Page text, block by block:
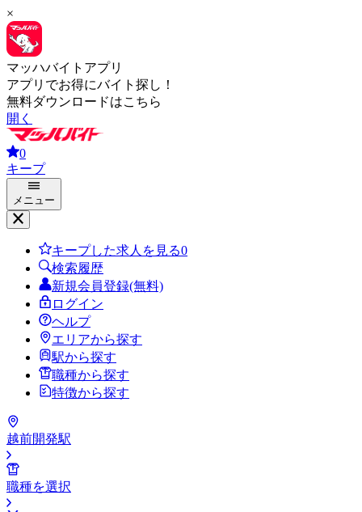
×
マッハバイトアプリ
アプリでお得にバイト探し！
無料ダウンロードはこちら
開く
0
キープ
メニュー
キープした求人を見る0
検索履歴
新規会員登録(無料)
ログイン
ヘルプ
エリアから探す
駅から探す
職種から探す
特徴から探す
越前開発駅
職種を選択